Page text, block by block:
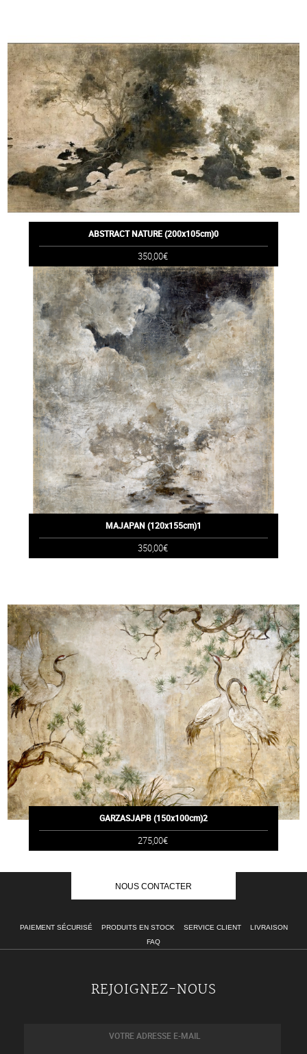
ABSTRACT NATURE (200x105cm)0
350,00€
MAJAPAN (120x155cm)1
350,00€
GARZASJAPB (150x100cm)2
275,00€
NOUS CONTACTER
PAIEMENT SÉCURISÉ PRODUITS EN STOCK SERVICE CLIENT
LIVRAISON
FAQ
REJOIGNEZ-NOUS